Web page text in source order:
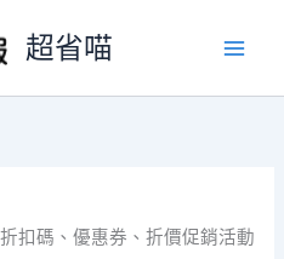
超省喵
扣碼、優惠券、折價促銷活動